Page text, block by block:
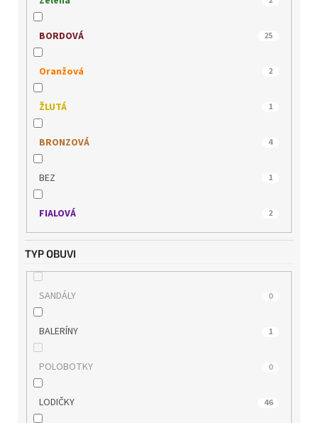
WONDERS 0
BORDOVÁ 25
Oranžová 2
ŽLUTÁ 1
BRONZOVÁ 4
BEZ 1
FIALOVÁ 2
TYP OBUVI
SANDÁLY 0
BALERÍNY 1
POLOBOTKY 0
LODIČKY 46